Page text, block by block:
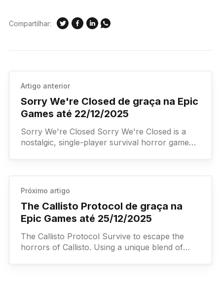
Compartilhar:
Artigo anterior
Sorry We're Closed de graça na Epic
Games até 22/12/2025
Sorry We're Closed Sorry We're Closed is a
nostalgic, single-player survival horror game
Próximo artigo
The Callisto Protocol de graça na
Epic Games até 25/12/2025
The Callisto Protocol Survive to escape the
horrors of Callisto. Using a unique blend of